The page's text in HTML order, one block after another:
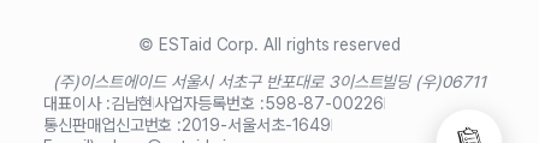
© ESTaid Corp. All rights reserved
(주)이스트에이드 서울시 서초구 반포대로 3이스트빌딩 (우)06711
대표이사 :김남현사업자등록번호 :598-87-00226
통신판매업신고번호 :2019-서울서초-1649